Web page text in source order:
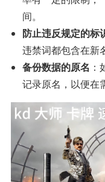
间。
防止违反规定的标
违禁词都包含在新
备份数据的原名
记录原名，以便在